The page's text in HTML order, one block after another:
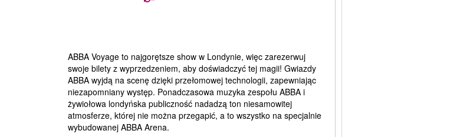
ABBA Voyage to najgorętsze show w Londynie, więc zarezerwuj
swoje bilety z wyprzedzeniem, aby doświadczyć tej magii! Gwiazdy
ABBA wyjdą na scenę dzięki przełomowej technologii, zapewniając
niezapomniany występ. Ponadczasowa muzyka zespołu ABBA i
żywiołowa londyńska publiczność nadadzą ton niesamowitej
atmosferze, której nie można przegapić, a to wszystko na specjalnie
wybudowanej ABBA Arena.